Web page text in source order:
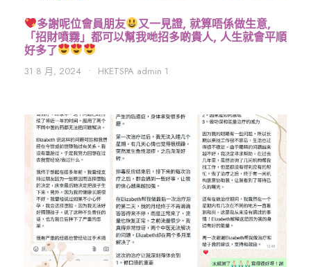
多謝呢位會員朋友
又一見證, 就算唔係做生意,
「招財噴霧」都可以幫我哋招多啲貴人, 人生就會平順
好多了
31 8 月, 2024 • HKETSPA admin 1